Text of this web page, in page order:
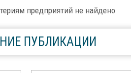
предприятий не найдено
ПУБЛИКАЦИИ